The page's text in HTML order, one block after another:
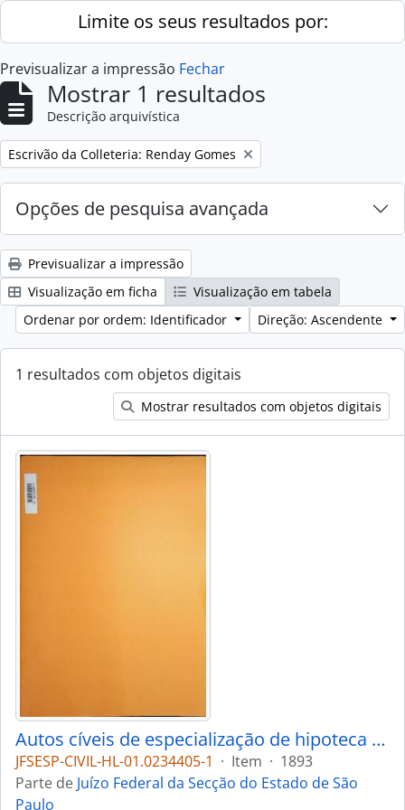
Skip to main contentLimite os seus resultados por:
Previsualizar a impressão Fechar
Mostrar 1 resultados
Descrição arquivística
Remove filter:
Escrivão da Colleteria: Renday Gomes
Opções de pesquisa avançada
Previsualizar a impressão
Visualização em ficha
Visualização em tabela
Ordenar por ordem: Identificador
Direção: Ascendente
1 resultados com objetos digitais
Mostrar resultados com objetos digitais
Autos cíveis de especialização de hipoteca legal
JFSESP-CIVIL-HL-01.0234405-1 · Item · 1893
Parte de Juízo Federal da Secção do Estado de São
Paulo